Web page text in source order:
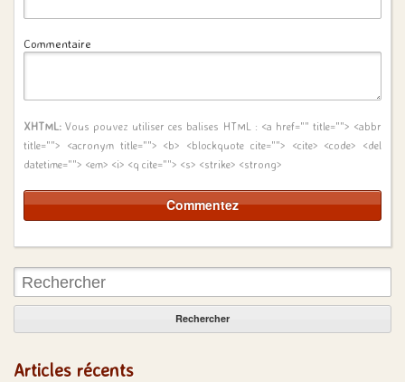
Commentaire
XHTML: Vous pouvez utiliser ces balises HTML : <a href="" title=""> <abbr
title=""> <acronym title=""> <b> <blockquote cite=""> <cite> <code> <del
datetime=""> <em> <i> <q cite=""> <s> <strike> <strong>
Rechercher:
Articles récents